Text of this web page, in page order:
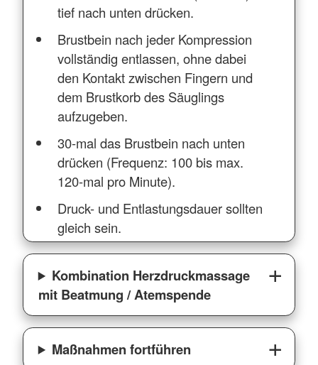
tief nach unten drücken.
Brustbein nach jeder Kompression
vollständig entlassen, ohne dabei
den Kontakt zwischen Fingern und
dem Brustkorb des Säuglings
aufzugeben.
30-mal das Brustbein nach unten
drücken (Frequenz: 100 bis max.
120-mal pro Minute).
Druck- und Entlastungsdauer sollten
gleich sein.
Kombination Herzdruckmassage
mit Beatmung / Atemspende
Maßnahmen fortführen